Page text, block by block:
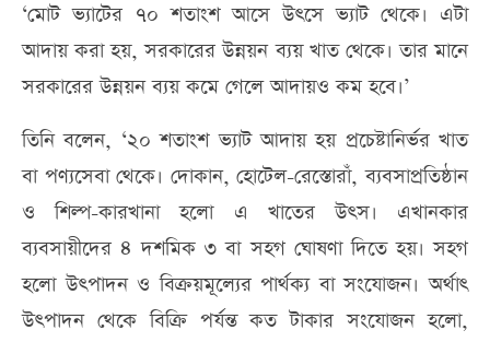
‘মোট ভ্যাটের ৭০ শতাংশ আসে উৎসে ভ্যাট থেকে। এটা
আদায় করা হয়, সরকারের উন্নয়ন ব্যয় খাত থেকে। তার মানে
সরকারের উন্নয়ন ব্যয় কমে গেলে আদায়ও কম হবে।’
তিনি বলেন, ‘২০ শতাংশ ভ্যাট আদায় হয় প্রচেষ্টানির্ভর খাত
বা পণ্যসেবা থেকে। দোকান, হোটেল-রেস্তোরাঁ, ব্যবসাপ্রতিষ্ঠান
ও শিল্প-কারখানা হলো এ খাতের উৎস। এখানকার
ব্যবসায়ীদের ৪ দশমিক ৩ বা সহগ ঘোষণা দিতে হয়। সহগ
হলো উৎপাদন ও বিক্রয়মূল্যের পার্থক্য বা সংযোজন। অর্থাৎ
উৎপাদন থেকে বিক্রি পর্যন্ত কত টাকার সংযোজন হলো,